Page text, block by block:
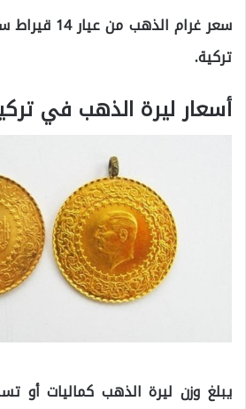
تركية.
أسعار ليرة الذهب في
يبلغ وزن ليرة الذهب كماليات أو